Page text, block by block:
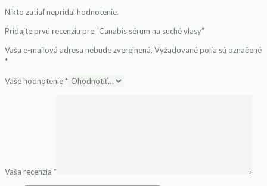
Nikto zatiaľ nepridal hodnotenie.
Pridajte prvú recenziu pre “Canabis sérum na suché vlasy”
Vaša e-mailová adresa nebude zverejnená. Vyžadované polia sú označené
*
Vaše hodnotenie*
Vaša recenzia *